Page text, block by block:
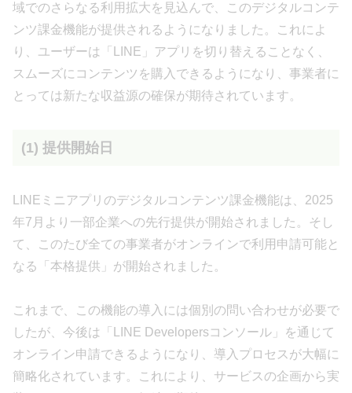
域でのさらなる利用拡大を見込んで、このデジタルコンテ
ンツ課金機能が提供されるようになりました。これによ
り、ユーザーは「LINE」アプリを切り替えることなく、
スムーズにコンテンツを購入できるようになり、事業者に
とっては新たな収益源の確保が期待されています。
(1) 提供開始日
LINEミニアプリのデジタルコンテンツ課金機能は、2025
年7月より一部企業への先行提供が開始されました。そし
て、このたび全ての事業者がオンラインで利用申請可能と
なる「本格提供」が開始されました。
これまで、この機能の導入には個別の問い合わせが必要で
したが、今後は「LINE Developersコンソール」を通じて
オンライン申請できるようになり、導入プロセスが大幅に
簡略化されています。これにより、サービスの企画から実